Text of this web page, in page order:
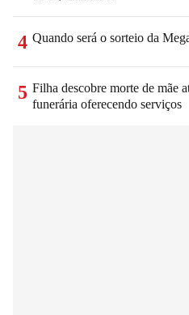
4 Quando será o sorteio da
5 Filha descobre morte de mãe
funerária oferecendo serviços